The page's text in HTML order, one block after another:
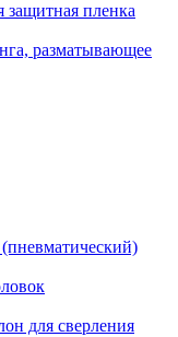
защитная пленка
разматывающее
(пневматический)
для сверления